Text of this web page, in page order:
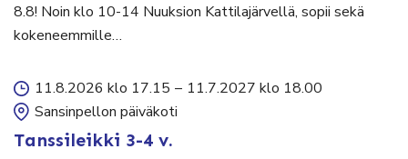
8.8! Noin klo 10-14 Nuuksion Kattilajärvellä, sopii sekä
kokeneemmille…
11.8.2026 klo 17.15 – 11.7.2027 klo 18.00
Sansinpellon päiväkoti
Tanssileikki 3-4 v.